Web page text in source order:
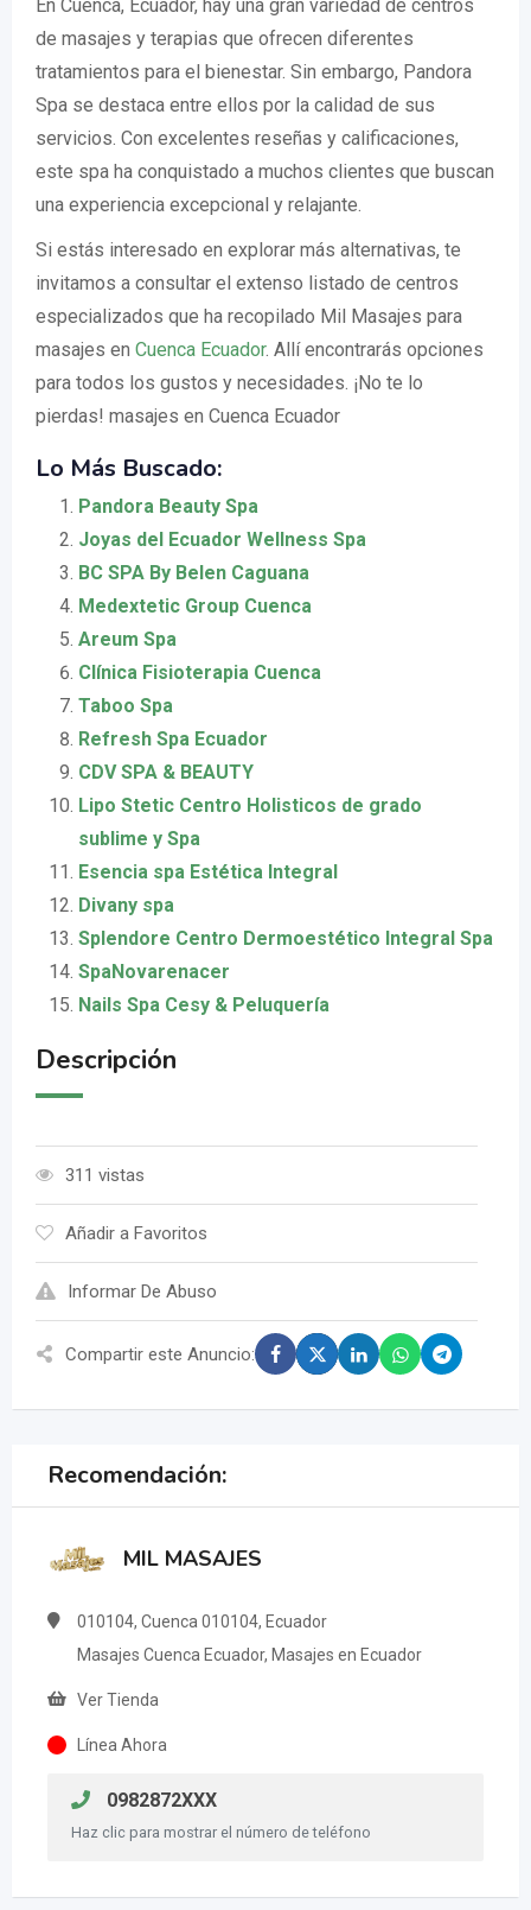
En Cuenca, Ecuador, hay una gran variedad de centros
de masajes y terapias que ofrecen diferentes
tratamientos para el bienestar. Sin embargo, Pandora
Spa se destaca entre ellos por la calidad de sus
servicios. Con excelentes reseñas y calificaciones,
este spa ha conquistado a muchos clientes que buscan
una experiencia excepcional y relajante.
Si estás interesado en explorar más alternativas, te
invitamos a consultar el extenso listado de centros
especializados que ha recopilado Mil Masajes para
masajes en Cuenca Ecuador. Allí encontrarás opciones
para todos los gustos y necesidades. ¡No te lo
pierdas! masajes en Cuenca Ecuador
Lo Más Buscado:
Pandora Beauty Spa
Joyas del Ecuador Wellness Spa
BC SPA By Belen Caguana
Medextetic Group Cuenca
Areum Spa
Clínica Fisioterapia Cuenca
Taboo Spa
Refresh Spa Ecuador
CDV SPA & BEAUTY
Lipo Stetic Centro Holisticos de grado
sublime y Spa
Esencia spa Estética Integral
Divany spa
Splendore Centro Dermoestético Integral Spa
SpaNovarenacer
Nails Spa Cesy & Peluquería
Descripción
311 vistas
Añadir a Favoritos
Informar De Abuso
Compartir este Anuncio:
Recomendación:
MIL MASAJES
010104, Cuenca 010104, Ecuador
Masajes Cuenca Ecuador, Masajes en Ecuador
Ver Tienda
Línea Ahora
0982872XXX
Haz clic para mostrar el número de teléfono